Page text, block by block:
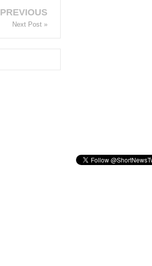
PREVIOUS
Next Post »